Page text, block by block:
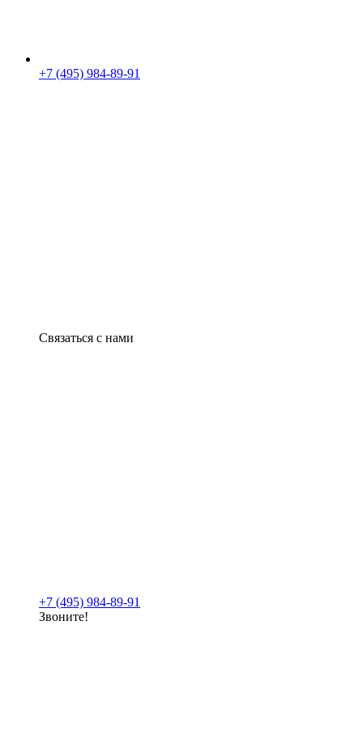
+7 (495) 984-89-91
Связаться с нами
+7 (495) 984-89-91
Звоните!